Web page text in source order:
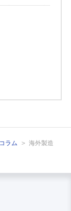
ラム 海外製造